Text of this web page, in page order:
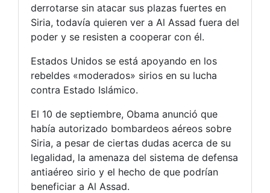
derrotarse sin atacar sus plazas fuertes en
Siria, todavía quieren ver a Al Assad fuera del
poder y se resisten a cooperar con él.
Estados Unidos se está apoyando en los
rebeldes «moderados» sirios en su lucha
contra Estado Islámico.
El 10 de septiembre, Obama anunció que
había autorizado bombardeos aéreos sobre
Siria, a pesar de ciertas dudas acerca de su
legalidad, la amenaza del sistema de defensa
antiaéreo sirio y el hecho de que podrían
beneficiar a Al Assad.